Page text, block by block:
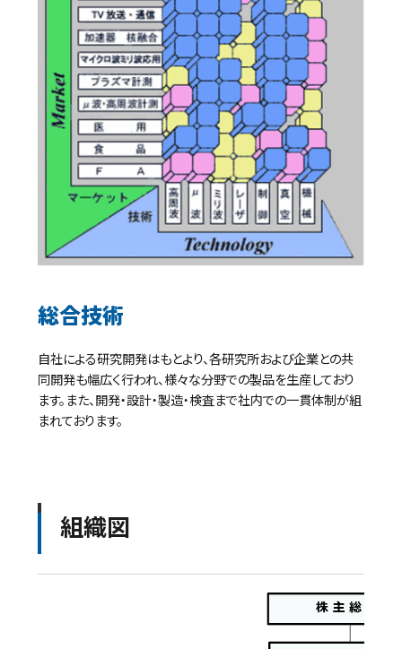
総合技術
自社による研究開発はもとより、各研究所および企業との共
同開発も幅広く行われ、様々な分野での製品を生産しており
ます。また、開発・設計・製造・検査まで社内での一貫体制が組
まれております。
組織図